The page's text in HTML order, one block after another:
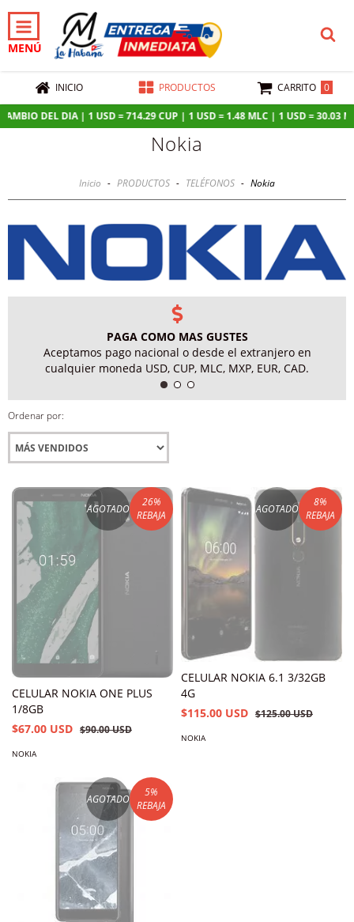
DEL DIA | 1 USD = 714.29 CUP | 1 USD = 1.48 MLC | 1 USD = 30.03
MENÚ
INICIO PRODUCTOS CARRITO 0
Nokia
Inicio - PRODUCTOS - TELÉFONOS - Nokia
PAGA COMO MAS GUSTES
Aceptamos pago nacional o desde el extranjero en
cualquier moneda USD, CUP, MLC, MXP, EUR, CAD.
Ordenar por:
AGOTADO
26%
REBAJA
CELULAR NOKIA ONE PLUS
1/8GB
$67.00 USD $90.00 USD
NOKIA
AGOTADO
8%
REBAJA
CELULAR NOKIA 6.1 3/32GB
4G
$115.00 USD $125.00 USD
NOKIA
AGOTADO
5%
REBAJA